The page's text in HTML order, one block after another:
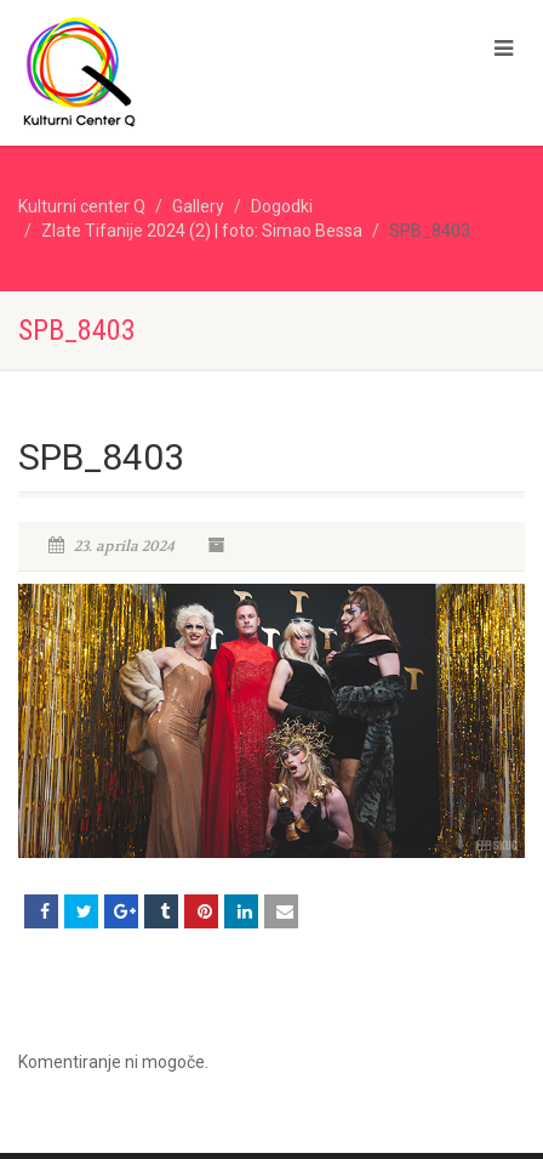
Kulturni center Q Gallery
Dogodki
Zlate Tifanije 2024 (2) | foto: Simao Bessa
SPB_8403
SPB_8403
SPB_8403
23. aprila 2024
Komentiranje ni mogoče.